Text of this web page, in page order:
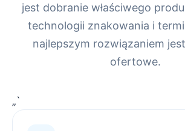
jest dobranie właściwego
technologii znakowania i
najlepszym rozwiązaniem
ofertowe.
„`